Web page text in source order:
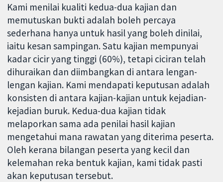
Kami menilai kualiti kedua-dua kajian dan
memutuskan bukti adalah boleh percaya
sederhana hanya untuk hasil yang boleh dinilai,
iaitu kesan sampingan. Satu kajian mempunyai
kadar cicir yang tinggi (60%), tetapi ciciran telah
dihuraikan dan diimbangkan di antara lengan-
lengan kajian. Kami mendapati keputusan adalah
konsisten di antara kajian-kajian untuk kejadian-
kejadian buruk. Kedua-dua kajian tidak
melaporkan sama ada penilai hasil kajian
mengetahui mana rawatan yang diterima peserta.
Oleh kerana bilangan peserta yang kecil dan
kelemahan reka bentuk kajian, kami tidak pasti
akan keputusan tersebut.